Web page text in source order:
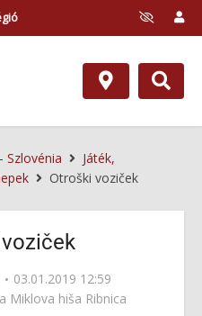
Szlovénia
Játék,
Otroški voziček
03.01.2019 12:59
Miklova hiša Ribnica